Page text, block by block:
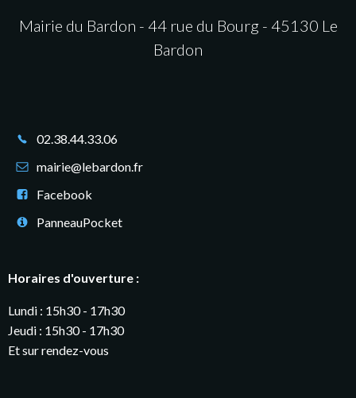
Mairie du Bardon - 44 rue du Bourg - 45130 Le
Bardon
02.38.44.33.06
mairie@lebardon.fr
Facebook
PanneauPocket
Horaires d'ouverture :
Lundi : 15h30 - 17h30
Jeudi : 15h30 - 17h30
Et sur rendez-vous